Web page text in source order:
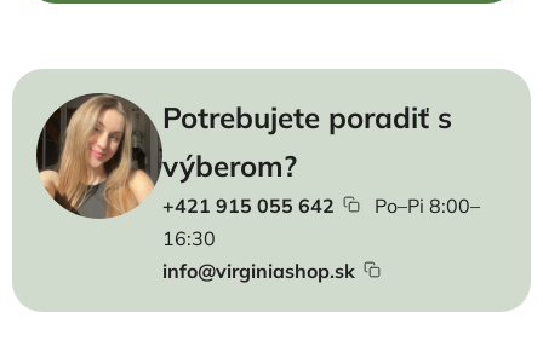
Potrebujete poradiť s
výberom?
+421 915 055 642
Po–Pi 8:00–
16:30
info@virginiashop.sk